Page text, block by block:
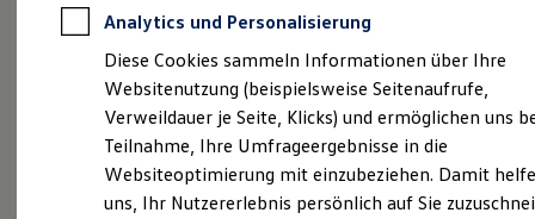
Autokredit mit Schlussrate
Versicherungen und Garantien
Kfz-Versicherung
Restschuldversicherungen
Garantien
Wartungsverträge
Geschäftskunden
Professional Class bei Volkswagen
Großkunden
Behörden
Analytics und Personalisierung
Diese Cookies sammeln Informationen über Ihre
Websitenutzung (beispielsweise Seitenaufrufe,
Verweildauer je Seite, Klicks) und ermöglichen uns
Teilnahme, Ihre Umfrageergebnisse in die
Websiteoptimierung mit einzubeziehen. Damit
uns, Ihr Nutzererlebnis persönlich auf Sie